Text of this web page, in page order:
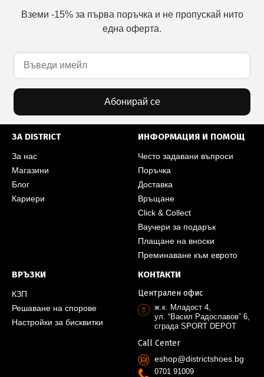
Вземи -15% за първа поръчка и не пропускай нито
една оферта.
Абонирай се
ЗА DISTRICT
За нас
Магазини
Блог
Кариери
ИНФОРМАЦИЯ И ПОМОЩ
Често задавани въпроси
Поръчка
Доставка
Връщане
Click & Collect
Ваучери за подарък
Плащане на вноски
Преминаване към еврото
ВРЪЗКИ
КЗП
Решаване на спорове
Настройки за бисквитки
КОНТАКТИ
Централен офис
ж.к. Младост 4,
ул. “Васил Радославов” 6,
сграда SPORT DEPOT
Call Center
eshop@districtshoes.bg
0701 91009